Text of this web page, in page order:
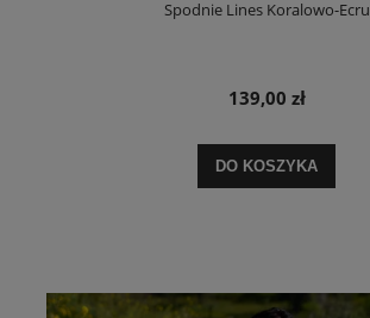
Spodnie Lines Koralowo-Ecru
139,00 zł
DO KOSZYKA